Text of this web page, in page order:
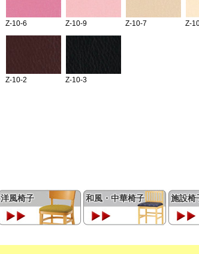
洋風椅子 和風・中華椅子 施設椅